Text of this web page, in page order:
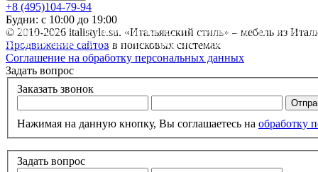
+8 (495)104-79-94
Будни: с 10:00 до 19:00
* Обращаем ваше внимание на то, что данный интернет-сайт
сайте, не является публичной офертой, определяемой
© 2010-2026 italistyle.su. «Итальянский стиль» – мебель из
Продвижение сайтов в поисковых системах
Соглашение на обработку персональных данных
Задать вопрос
Заказать звонок
Нажимая на данную кнопку, Вы соглашаетесь на обработку
Задать вопрос